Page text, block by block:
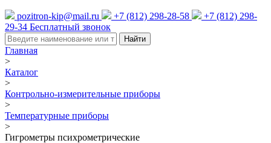
pozitron-kip@mail.ru +7 (812) 298-28-58
+7 (812) 298-
29-34 Бесплатный звонок
Найти
Главная
>
Каталог
>
Контрольно-измерительные приборы
>
Температурные приборы
>
Гигрометры психрометрические